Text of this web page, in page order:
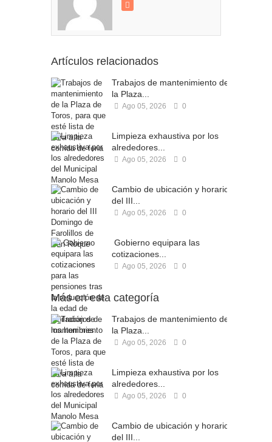
Artículos relacionados
Trabajos de mantenimiento de
la Plaza...
Ago 05, 2026 0
Limpieza exhaustiva por los
alrededores...
Ago 05, 2026 0
Cambio de ubicación y horario
del III...
Ago 05, 2026 0
Gobierno equipara las
cotizaciones...
Ago 05, 2026 0
Más en esta categoría
Trabajos de mantenimiento de
la Plaza...
Ago 05, 2026 0
Limpieza exhaustiva por los
alrededores...
Ago 05, 2026 0
Cambio de ubicación y horario
del III...